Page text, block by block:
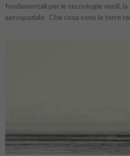
fondamentali per le tecnologie verdi, la
aerospaziale. Che cosa sono le terre